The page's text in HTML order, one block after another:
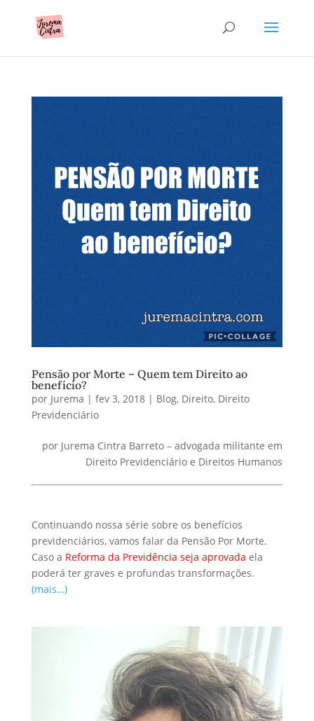
Pensão por Morte – Quem tem Direito ao
benefício?
por Jurema | fev 3, 2018| Blog, Direito, Direito
Previdenciário
por Jurema Cintra Barreto – advogada militante em
Direito Previdenciário e Direitos Humanos
Continuando nossa série sobre os benefícios
previdenciários, vamos falar da Pensão Por Morte.
Caso a Reforma da Previdência seja aprovada ela
poderá ter graves e profundas transformações.
(mais…)